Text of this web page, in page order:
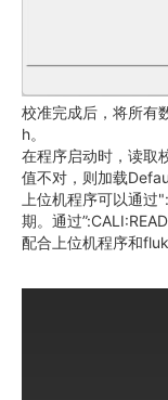
校准完成后，将所有
h。
在程序启动时，读取
值不对，则加载
上位机程序可以通过
期。通过
配合上位机程序和